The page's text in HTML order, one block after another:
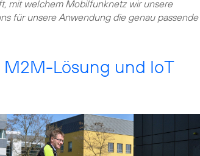
mit welchem Mobilfunknetz wir unsere
für unsere Anwendung die genau passende
M2M-Lösung und IoT